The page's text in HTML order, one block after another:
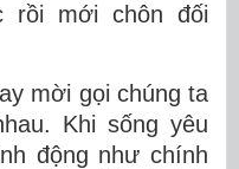
rồi mới chôn đối
mời gọi chúng ta
Khi sống yêu
động như chính